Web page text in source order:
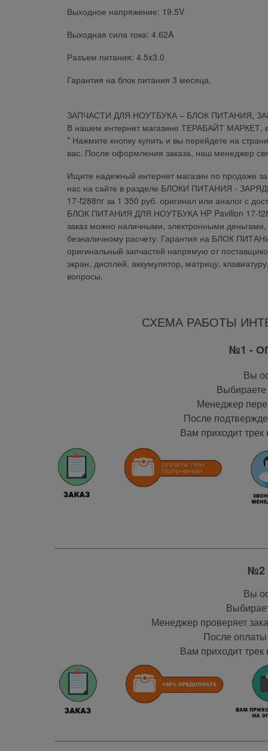
Выходное напряжение: 19.5V
Выходная сила тока: 4.62A
Разъем питания: 4.5x3.0
Гарантия на блок питания 3 месяца.
ЗАПЧАСТИ ДЛЯ НОУТБУКА – БЛОК ПИТАНИЯ,
В нашем интернет магазине ТЕРАБАЙТ МАРКЕТ,
* Нажмите кнопку купить и вы перейдете на
вас. После оформления заказа, наш менеджер
Ищите надежный интернет магазин по продаже
нас на сайте в разделе БЛОКИ ПИТАНИЯ -
17-f288nr за 1 350 руб. оригинал или аналог с
БЛОК ПИТАНИЯ ДЛЯ НОУТБУКА HP Pavilion 17-
заказ можно наличными, электронными
безналичному расчету. Гарантия на БЛОК
оригинальный запчастей напрямую от
экран, дисплей, аккумулятор, матрицу,
вопросы.
СХЕМА РАБОТЫ
№1 -
Вы
Менеджер
После
Вам приходит
№2
Вы
Менеджер проверяет
После
Вам приходит